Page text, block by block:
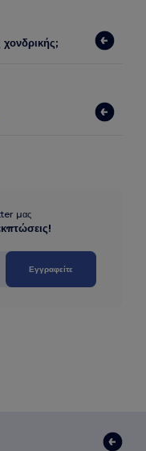
χονδρικής;
μας
Εγγραφείτε